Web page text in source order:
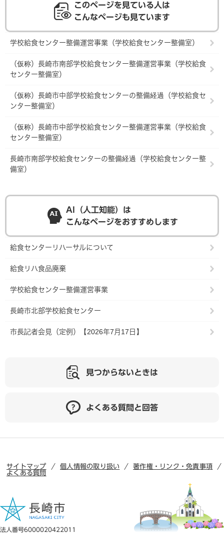
このページを見ている人は
こんなページも見ています
学校給食センター整備運営事業（学校給食センター整備室）
（仮称）長崎市南部学校給食センター整備運営事業（学校給食
センター整備室）
（仮称）長崎市中部学校給食センターの整備経過（学校給食セ
ンター整備室）
（仮称）長崎市中部学校給食センター整備運営事業（学校給食
センター整備室）
長崎市南部学校給食センターの整備経過（学校給食センター整
備室）
AI（人工知能）は
こんなページをおすすめします
給食センターリハーサルについて
給食リハ食品廃棄
学校給食センター整備運営事業
長崎市北部学校給食センター
市長記者会見（定例）【2026年7月17日】
見つからないときは
よくある質問と回答
サイトマップ 個人情報の取り扱い
著作権・リンク・免責事項
よくある質問
法人番号6000020422011